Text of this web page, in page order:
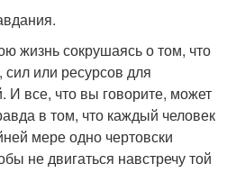
жизнь сокрушаясь о том, что
сил или ресурсов для
И все, что вы говорите, может
в том, что каждый человек
мере одно чертовски
не двигаться навстречу той